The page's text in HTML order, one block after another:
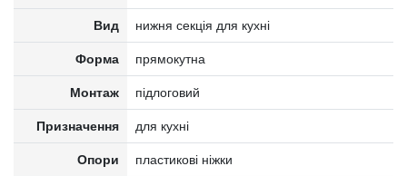
Вид нижня секція для кухні
Форма прямокутна
Монтаж підлоговий
Призначення для кухні
Опори пластикові ніжки